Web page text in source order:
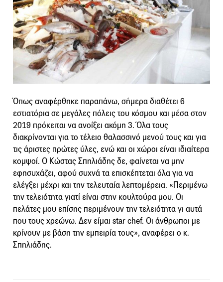
Όπως αναφέρθηκε παραπάνω, σήμερα διαθέτει 6
εστιατόρια σε μεγάλες πόλεις του κόσμου και μέσα στον
2019 πρόκειται να ανοίξει ακόμη 3. Όλα τους
διακρίνονται για το τέλειο θαλασσινό μενού τους και για
τις άριστες πρώτες ύλες, ενώ και οι χώροι είναι ιδιαίτερα
κομψοί. Ο Κώστας Σπηλιάδης δε, φαίνεται να μην
εφησυχάζει, αφού συχνά τα επισκέπτεται όλα για να
ελέγξει μέχρι και την τελευταία λεπτομέρεια. «Περιμένω
την τελειότητα γιατί είναι στην κουλτούρα μου. Οι
πελάτες μου επίσης περιμένουν την τελειότητα γι αυτά
που τους χρεώνω. Δεν είμαι star chef. Οι άνθρωποι με
κρίνουν με βάση την εμπειρία τους», αναφέρει ο κ.
Σπηλιάδης.